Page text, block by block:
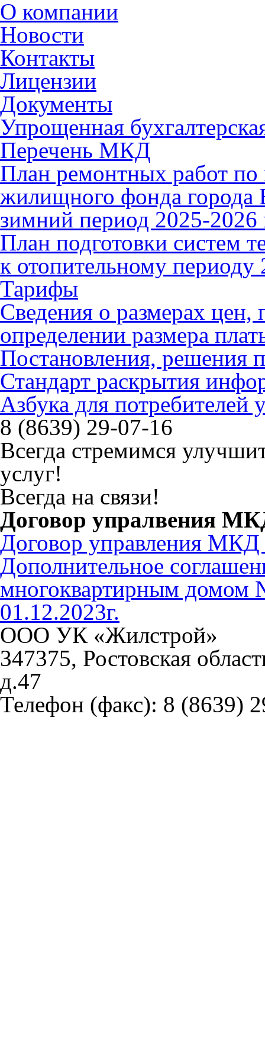
О компании
Новости
Контакты
Лицензии
Документы
Упрощенная
Перечень МКД
План ремонтных работ по
жилищного фонда города
зимний период 2025-2026
План подготовки систем
к отопительному периоду
Тарифы
Сведения о размерах
определении размера
Постановления, решения
Стандарт раскрытия
Азбука для
8 (8639) 29-07-16
Всегда стремимся
услуг!
Всегда на связи!
Договор упралвения
Договор управления
Дополнительное
многоквартирным домом
01.12.2023г.
ООО УК «Жилстрой»
347375, Ростовская
д.47
Телефон (факс): 8 (8639)